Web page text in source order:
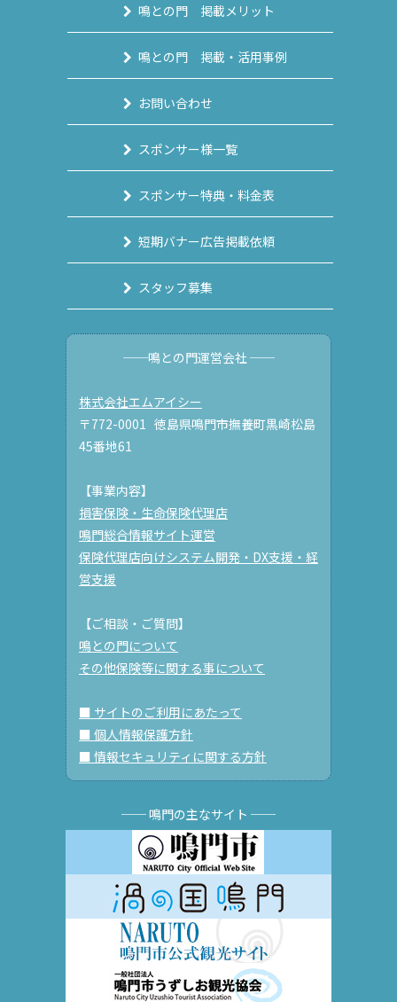
鳴との門 掲載メリット
鳴との門 掲載・活用事例
お問い合わせ
スポンサー様一覧
スポンサー特典・料金表
短期バナー広告掲載依頼
スタッフ募集
──鳴との門運営会社 ──
株式会社エムアイシー
〒772-0001 徳島県鳴門市撫養町黒崎松島
45番地61
【事業内容】
損害保険・生命保険代理店
鳴門総合情報サイト運営
保険代理店向けシステム開発・DX支援・経
営支援
【ご相談・ご質問】
鳴との門について
その他保険等に関する事について
■ サイトのご利用にあたって
■ 個人情報保護方針
■ 情報セキュリティに関する方針
── 鳴門の主なサイト ──